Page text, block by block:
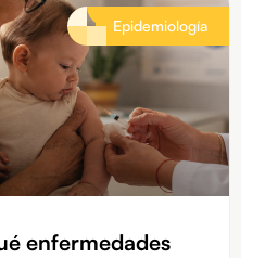
Epidemiología
enfermedades